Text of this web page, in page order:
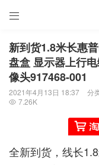

新到货1.8米长惠
盘盒 显示器上行
像头917468-001
2021年4月13日 18:37 分
 7.26K
全新到货，线长